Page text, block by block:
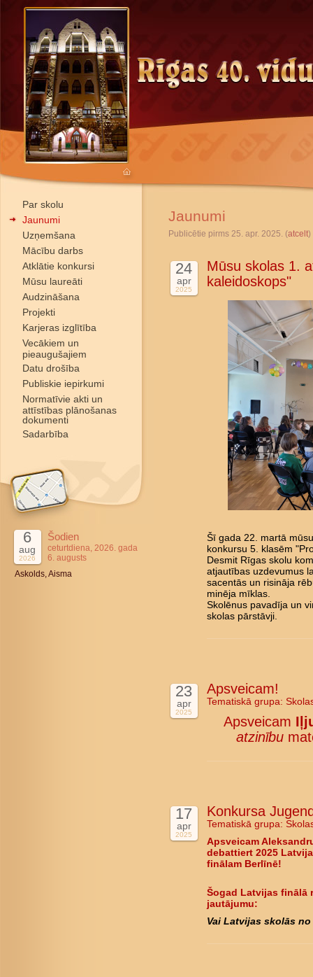
Par skolu
Jaunumi
Uzņemšana
Mācību darbs
Atklātie konkursi
Mūsu laureāti
Audzināšana
Projekti
Karjeras izglītība
Vecākiem un
pieaugušajiem
Datu drošība
Publiskie iepirkumi
Normatīvie akti un
attīstības plānošanas
dokumenti
Sadarbība
6
aug
2026
Šodien
ceturtdiena, 2026. gada
6. augusts
Askolds, Aisma
Jaunumi
Publicētie pirms 25. apr. 2025. (atcelt)
24
apr
2025
Mūsu skolas 1.
kaleidoskops"
Šī gada 22. martā
konkursu 5. klasēm
Desmit Rīgas skolu
atjautības uzdevumus
sacentās un risināja
minēja mīklas.
Skolēnus pavadīja un
skolas pārstāvji.
23
apr
2025
Apsveicam!
Tematiskā grupa:
Apsveicam
atzinību
17
apr
2025
Konkursa
Tematiskā grupa:
Apsveicam
debattiert 2025
finālam Berlīnē!
Šogad Latvijas finālā
jautājumu:
Vai Latvijas skolās